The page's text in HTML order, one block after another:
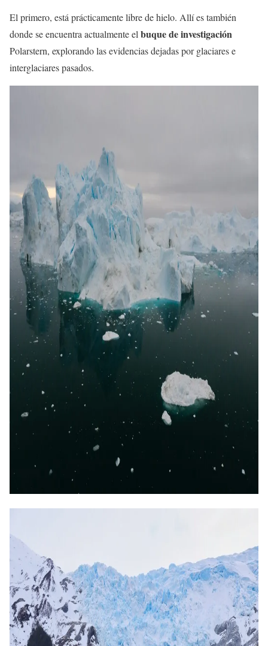
El primero, está prácticamente libre de hielo. Allí es también
donde se encuentra actualmente el buque de investigación
Polarstern, explorando las evidencias dejadas por glaciares e
interglaciares pasados.